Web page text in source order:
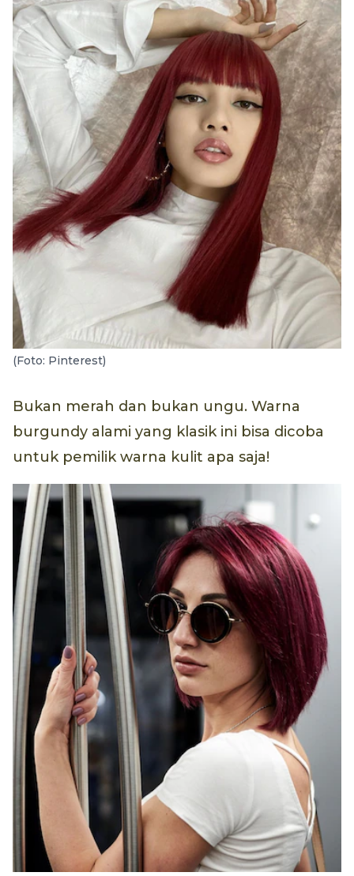
(Foto: Pinterest)
Bukan merah dan bukan ungu. Warna
burgundy alami yang klasik ini bisa dicoba
untuk pemilik warna kulit apa saja!